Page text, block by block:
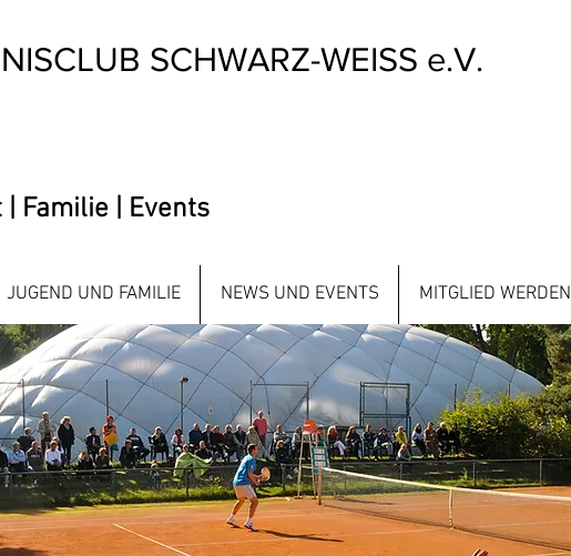
SCHWARZ-WEISS e.V.
| Familie | Events
JUGEND UND FAMILIE NEWS UND EVENTS MITGLIED WERDEN